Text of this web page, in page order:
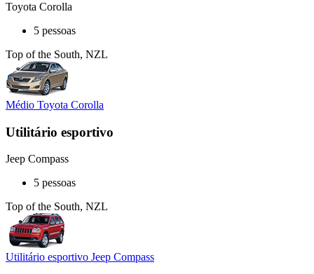
Toyota Corolla
5 pessoas
Top of the South, NZL
Médio Toyota Corolla
Utilitário esportivo
Jeep Compass
5 pessoas
Top of the South, NZL
Utilitário esportivo Jeep Compass